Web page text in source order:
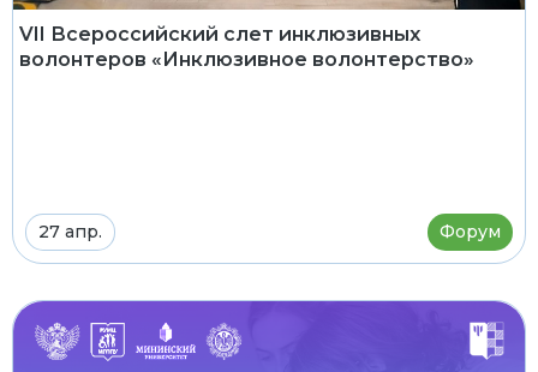
VII Всероссийский слет инклюзивных
волонтеров «Инклюзивное волонтерство»
27 апр. Форум